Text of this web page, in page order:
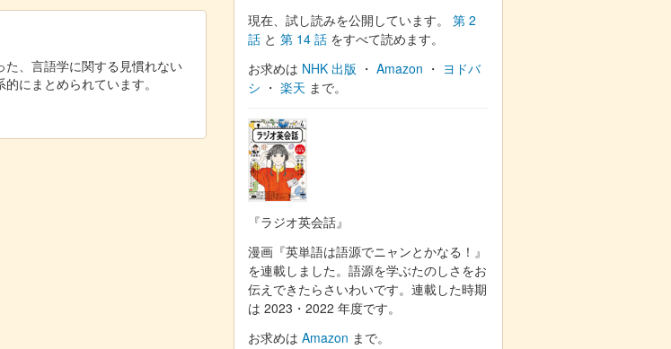
、言語学に関する見慣れない
にまとめられています。
現在、試し読みを公開しています。 第 2
話 と 第 14 話 をすべて読めます。
お求めは NHK 出版 ・ Amazon ・ ヨドバ
シ ・ 楽天 まで。
『ラジオ英会話』
漫画『英単語は語源でニャンとかなる！』
を連載しました。語源を学ぶたのしさをお
伝えできたらさいわいです。連載した時期
は 2023・2022 年度です。
お求めは Amazon まで。